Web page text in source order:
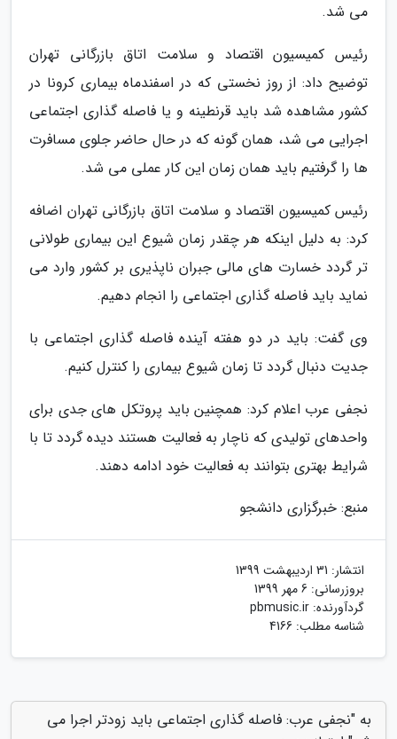
می شد.
رئیس کمیسیون اقتصاد و سلامت اتاق بازرگانی تهران
توضیح داد: از روز نخستی که در اسفندماه بیماری کرونا در
کشور مشاهده شد باید قرنطینه و یا فاصله گذاری اجتماعی
اجرایی می شد، همان گونه که در حال حاضر جلوی مسافرت
ها را گرفتیم باید همان زمان این کار عملی می شد.
رئیس کمیسیون اقتصاد و سلامت اتاق بازرگانی تهران اضافه
کرد: به دلیل اینکه هر چقدر زمان شیوع این بیماری طولانی
تر گردد خسارت های مالی جبران ناپذیری بر کشور وارد می
نماید باید فاصله گذاری اجتماعی را انجام دهیم.
وی گفت: باید در دو هفته آینده فاصله گذاری اجتماعی با
جدیت دنبال گردد تا زمان شیوع بیماری را کنترل کنیم.
نجفی عرب اعلام کرد: همچنین باید پروتکل های جدی برای
واحدهای تولیدی که ناچار به فعالیت هستند دیده گردد تا با
شرایط بهتری بتوانند به فعالیت خود ادامه دهند.
منبع: خبرگزاری دانشجو
انتشار: 31 اردیبهشت 1399
بروزرسانی: 6 مهر 1399
گردآورنده: pbmusic.ir
شناسه مطلب: 4166
به "نجفی عرب: فاصله گذاری اجتماعی باید زودتر اجرا می